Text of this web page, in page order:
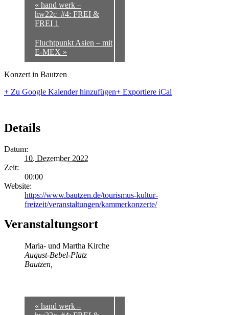
« hand werk –
hw22c_#4: FREI &
FREI 1
Fluchtpunkt Asien – mit
E-MEX »
Konzert in Bautzen
+ Zu Google Kalender hinzufügen+ Exportiere iCal
Details
Datum:
10. Dezember 2022
Zeit:
00:00
Website:
https://www.bautzen.de/tourismus-kultur-
freizeit/veranstaltungen/kammerkonzerte/
Veranstaltungsort
Maria- und Martha Kirche
August-Bebel-Platz
Bautzen
« hand werk –